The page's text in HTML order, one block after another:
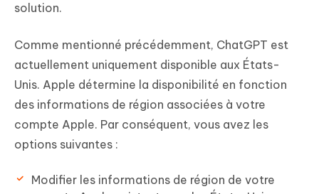
solution.
Comme mentionné précédemment, ChatGPT est
actuellement uniquement disponible aux États-
Unis. Apple détermine la disponibilité en fonction
des informations de région associées à votre
compte Apple. Par conséquent, vous avez les
options suivantes :
Modifier les informations de région de votre